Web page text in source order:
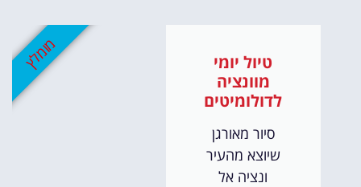
טיול יומי
מוונציה
לדולומיטים
סיור מאורגן
שיוצא מהעיר
ונציה אל
מומלץ